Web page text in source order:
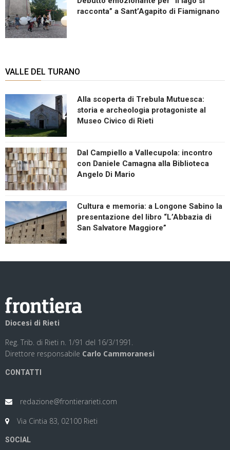
racconta” a Sant’Agapito di Fiamignano
VALLE DEL TURANO
Alla scoperta di Trebula Mutuesca:
storia e archeologia protagoniste al
Museo Civico di Rieti
Dal Campiello a Vallecupola: incontro
con Daniele Camagna alla Biblioteca
Angelo Di Mario
Cultura e memoria: a Longone Sabino la
presentazione del libro “L’Abbazia di
San Salvatore Maggiore”
Diocesi di Rieti
Reg. Trib. di Rieti n. 1/91 del 16/3/1991.
Direttore responsabile Carlo Cammoranesi
CONTATTI
redazione@frontierarieti.com
Via Cintia 83, 02100 Rieti
SOCIAL